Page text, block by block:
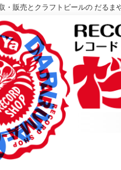
・販売とクラフトビールの だるま
ちら